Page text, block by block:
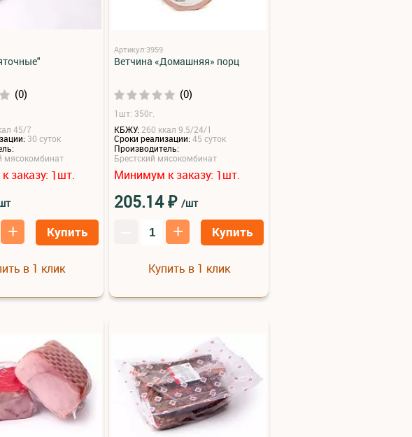
(0)
45/7
30 суток
мясокомбинат
заказу: 1шт.
+ Купить
в 1 клик
Артикул:3959
Ветчина «Домашняя» порц
(0)
1шт: 350г.
КБЖУ: 260 ккал 9.5/24/1
Сроки реализации:45 суток
Производитель:
Брестский мясокомбинат
Минимум к заказу: 1шт.
205.14₽ /шт
+ Купить
Купить в 1 клик